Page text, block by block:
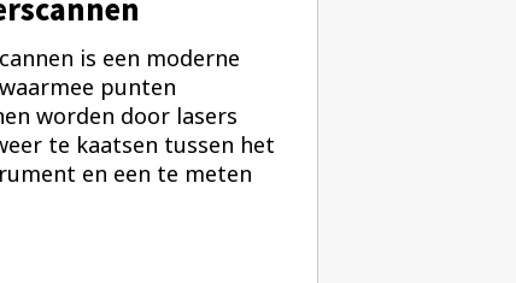
is een moderne
punten
worden door lasers
te kaatsen tussen het
en een te meten